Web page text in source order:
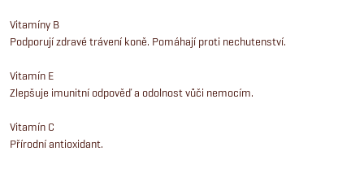
Vitamíny B
Podporují zdravé trávení koně. Pomáhají proti nechutenství.
Vitamín E
Zlepšuje imunitní odpověď a odolnost vůči nemocím.
Vitamín C
Přírodní antioxidant.